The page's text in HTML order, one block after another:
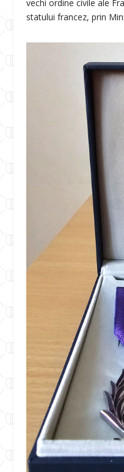
vechi ordine civile ale
statului francez, prin